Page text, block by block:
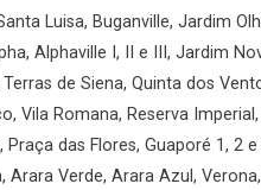
Luisa, Buganville, Jardim
Alphaville I, II e III, Jardim
Terras de Siena, Quinta dos
Vila Romana, Reserva
Praça das Flores, Guaporé 1, 2
Arara Verde, Arara Azul,